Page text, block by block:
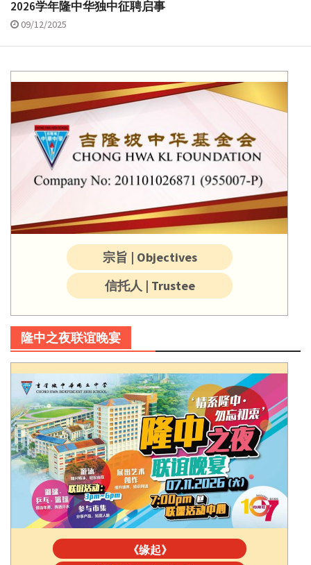
2026学年隆中华独中征聘启事
09/12/2025
宗旨 | Objectives
信托人 | Trustee
隆中之夜联谊晚宴
《缘起》